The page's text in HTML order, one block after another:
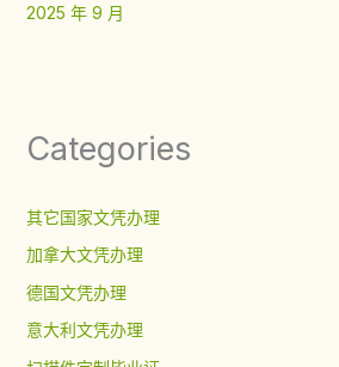
2025 年 9 月
Categories
其它国家文凭办理
加拿大文凭办理
德国文凭办理
意大利文凭办理